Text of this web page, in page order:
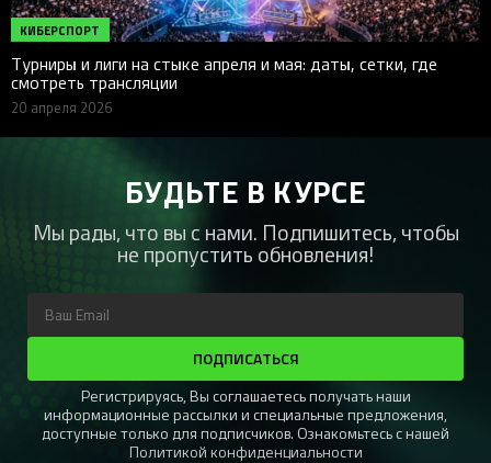
КИБЕРСПОРТ
Турниры и лиги на стыке апреля и мая: даты, сетки, где
смотреть трансляции
20 апреля 2026
БУДЬТЕ В КУРСЕ
Мы рады, что вы с нами. Подпишитесь, чтобы
не пропустить обновления!
ПОДПИСАТЬСЯ
Регистрируясь, Вы соглашаетесь получать наши
информационные рассылки и специальные предложения,
доступные только для подписчиков. Ознакомьтесь с нашей
Политикой конфиденциальности